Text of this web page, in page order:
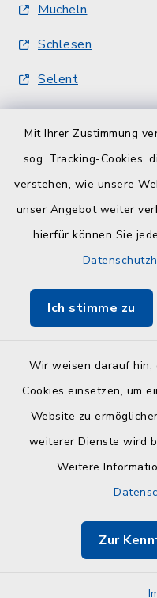
Mit Ihrer Zustimmung
sog. Tracking-Cookies,
verstehen, wie unsere
unser Angebot weiter
hierfür können Sie
Ich stimme zu
Wir weisen darauf
Cookies einsetzen, um
Website zu
weiterer Dienste wird
Weitere
Zur
Mucheln
Schlesen
Selent
Quicklinks
Serviceportal
ZuFiSH
Am Selent/